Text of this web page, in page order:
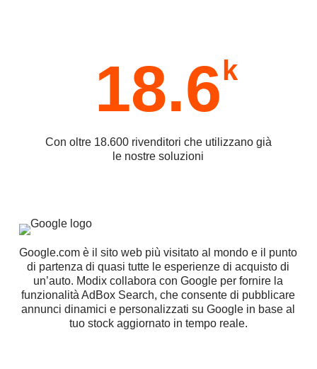
18.6k
Con oltre 18.600 rivenditori che utilizzano già
le nostre soluzioni
Google.com è il sito web più visitato al mondo e il punto
di partenza di quasi tutte le esperienze di acquisto di
un’auto. Modix collabora con Google per fornire la
funzionalità AdBox Search, che consente di pubblicare
annunci dinamici e personalizzati su Google in base al
tuo stock aggiornato in tempo reale.